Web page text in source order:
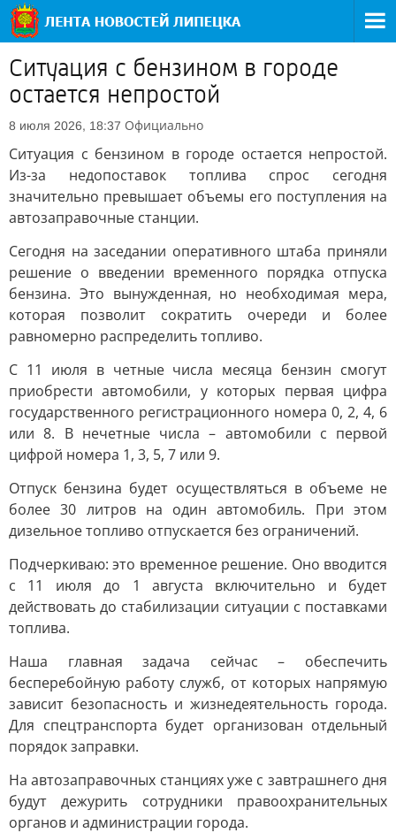
Ситуация с бензином в городе
остается непростой
8 июля 2026, 18:37 Официально
Ситуация с бензином в городе остается непростой.
Из-за недопоставок топлива спрос сегодня
значительно превышает объемы его поступления на
автозаправочные станции.
Сегодня на заседании оперативного штаба приняли
решение о введении временного порядка отпуска
бензина. Это вынужденная, но необходимая мера,
которая позволит сократить очереди и более
равномерно распределить топливо.
С 11 июля в четные числа месяца бензин смогут
приобрести автомобили, у которых первая цифра
государственного регистрационного номера 0, 2, 4, 6
или 8. В нечетные числа – автомобили с первой
цифрой номера 1, 3, 5, 7 или 9.
Отпуск бензина будет осуществляться в объеме не
более 30 литров на один автомобиль. При этом
дизельное топливо отпускается без ограничений.
Подчеркиваю: это временное решение. Оно вводится
с 11 июля до 1 августа включительно и будет
действовать до стабилизации ситуации с поставками
топлива.
Наша главная задача сейчас – обеспечить
бесперебойную работу служб, от которых напрямую
зависит безопасность и жизнедеятельность города.
Для спецтранспорта будет организован отдельный
порядок заправки.
На автозаправочных станциях уже с завтрашнего дня
будут дежурить сотрудники правоохранительных
органов и администрации города.